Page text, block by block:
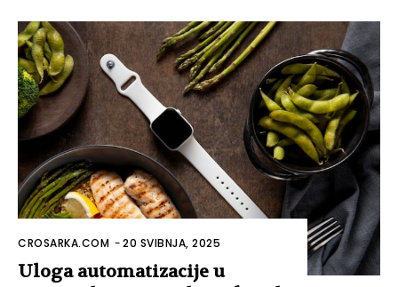
CROSARKA.COM -20 SVIBNJA, 2025
Uloga automatizacije u